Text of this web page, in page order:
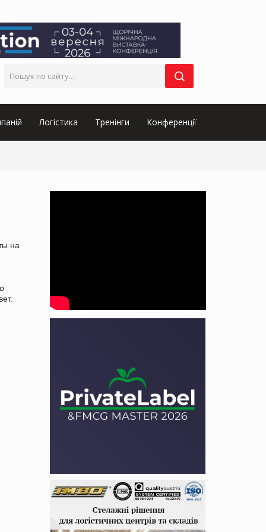
Логістика Тренінги Конференції
на